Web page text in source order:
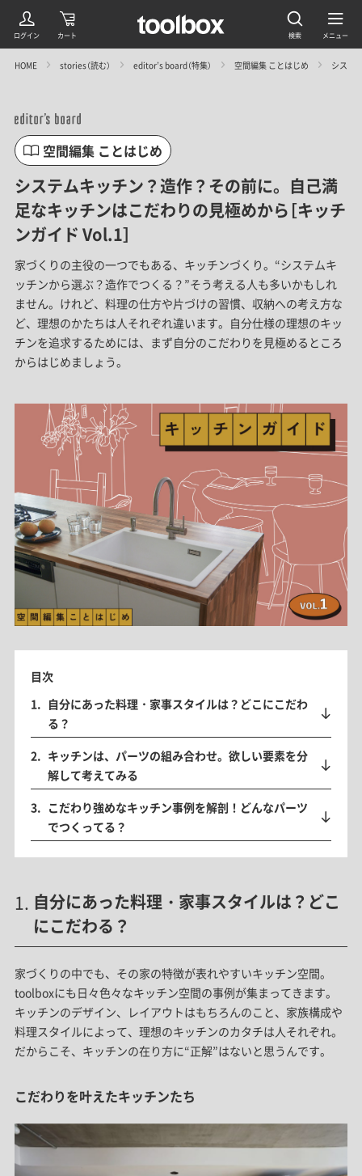
HOME stories（読む） editor’s board（特集） 空間編集 ことはじめ システ
空間編集 ことはじめ
システムキッチン？造作？その前に。自己満
足なキッチンはこだわりの見極めから［キッチ
ンガイド Vol.1］
家づくりの主役の一つでもある、キッチンづくり。“システムキ
ッチンから選ぶ？造作でつくる？”そう考える人も多いかもしれ
ません。けれど、料理の仕方や片づけの習慣、収納への考え方な
ど、理想のかたちは人それぞれ違います。自分仕様の理想のキッ
チンを追求するためには、まず自分のこだわりを見極めるところ
からはじめましょう。
目次
自分にあった料理・家事スタイルは？どこにこだわ
る？
キッチンは、パーツの組み合わせ。欲しい要素を分
解して考えてみる
こだわり強めなキッチン事例を解剖！どんなパーツ
でつくってる？
自分にあった料理・家事スタイルは？どこ
にこだわる？
家づくりの中でも、その家の特徴が表れやすいキッチン空間。
toolboxにも日々色々なキッチン空間の事例が集まってきます。
キッチンのデザイン、レイアウトはもちろんのこと、家族構成や
料理スタイルによって、理想のキッチンのカタチは人それぞれ。
だからこそ、キッチンの在り方に“正解”はないと思うんです。
こだわりを叶えたキッチンたち